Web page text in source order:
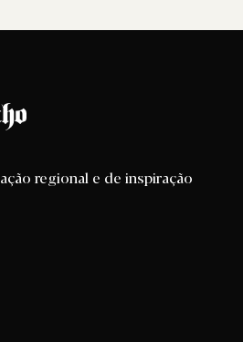
regional e de inspiração